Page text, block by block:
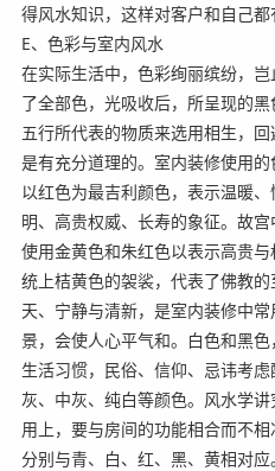
得风水知识，这样对客户和自己都
E、色彩与室内风水
在实际生活中，色彩绚丽缤纷，
了全部色，光吸收后，所呈现的
五行所代表的物质来选用相生，
是有充分道理的。室内装修使用
以红色为最吉利颜色，表示温暖
明、高贵权威、长寿的象征。故
使用金黄色和朱红色以表示高贵
统上桔黄色的袈裟，代表了佛教
天、宁静与清新，是室内装修中
景，会使人心平气和。白色和黑
生活习惯，民俗、信仰、忌讳考
灰、中灰、纯白等颜色。风水学
用上，要与房间的功能相合而不
分别与青、白、红、黑、黄相对